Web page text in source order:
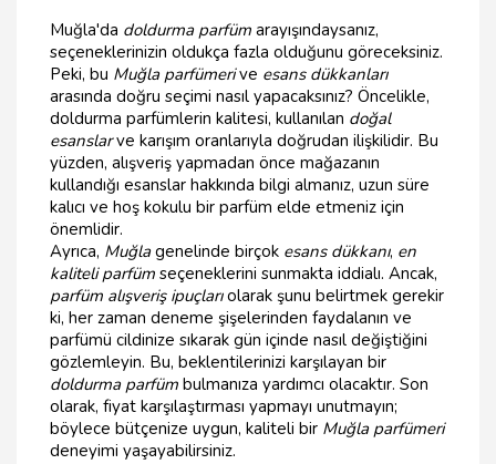
Muğla'da doldurma parfüm arayışındaysanız,
seçeneklerinizin oldukça fazla olduğunu göreceksiniz.
Peki, bu Muğla parfümerive esans dükkanları
arasında doğru seçimi nasıl yapacaksınız? Öncelikle,
doldurma parfümlerin kalitesi, kullanılan doğal
esanslarve karışım oranlarıyla doğrudan ilişkilidir. Bu
yüzden, alışveriş yapmadan önce mağazanın
kullandığı esanslar hakkında bilgi almanız, uzun süre
kalıcı ve hoş kokulu bir parfüm elde etmeniz için
önemlidir.
Ayrıca, Muğlagenelinde birçok esans dükkanı, en
kaliteli parfüm seçeneklerini sunmakta iddialı. Ancak,
parfüm alışveriş ipuçlarıolarak şunu belirtmek gerekir
ki, her zaman deneme şişelerinden faydalanın ve
parfümü cildinize sıkarak gün içinde nasıl değiştiğini
gözlemleyin. Bu, beklentilerinizi karşılayan bir
doldurma parfüm bulmanıza yardımcı olacaktır. Son
olarak, fiyat karşılaştırması yapmayı unutmayın;
böylece bütçenize uygun, kaliteli bir Muğla parfümeri
deneyimi yaşayabilirsiniz.